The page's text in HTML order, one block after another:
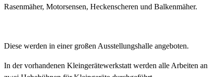
Rasenmäher, Motorsensen, Heckenscheren und Balkenmäher.
Diese werden in einer großen Ausstellungshalle angeboten.
In der vorhandenen Kleingerätewerkstatt werden alle Arbeiten an